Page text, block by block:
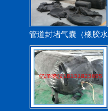
管道封堵气囊（橡胶水
堵）